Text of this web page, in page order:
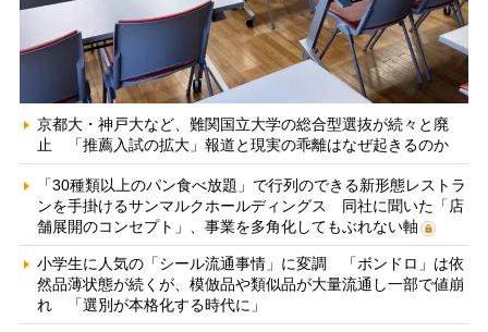
京都大・神戸大など、難関国立大学の総合型選抜が続々と廃
止 「推薦入試の拡大」報道と現実の乖離はなぜ起きるのか
「30種類以上のパン食べ放題」で行列のできる新形態レストラ
ンを手掛けるサンマルクホールディングス 同社に聞いた「店
舗展開のコンセプト」、事業を多角化してもぶれない軸
小学生に人気の「シール流通事情」に変調 「ボンドロ」は依
然品薄状態が続くが、模倣品や類似品が大量流通し一部で値崩
れ 「選別が本格化する時代に」